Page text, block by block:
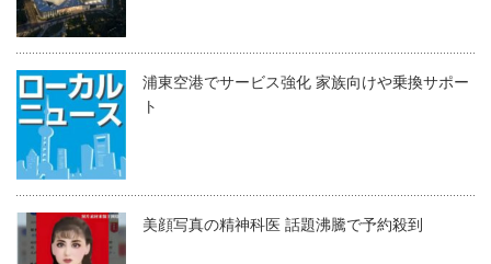
浦東空港でサービス強化 家族向けや乗換サポー
ト
美顔写真の精神科医 話題沸騰で予約殺到